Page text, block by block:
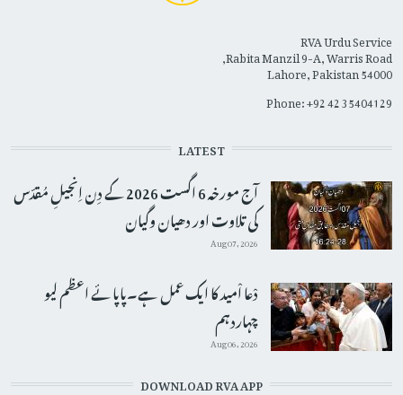
RVA Urdu Service
Rabita Manzil 9-A, Warris Road,
Lahore, Pakistan 54000
Phone: +92 42 35404129
LATEST
آج مورخہ 6 اگست 2026 کے دِن اِنجیلِ مُقدّس
کی تلاوت اور دھیان وگیان
Aug 07, 2026
دْعا اْمید کا ایک عمل ہے۔پاپائے اعظم لیو
چہاردہم
Aug 06, 2026
DOWNLOAD RVA APP